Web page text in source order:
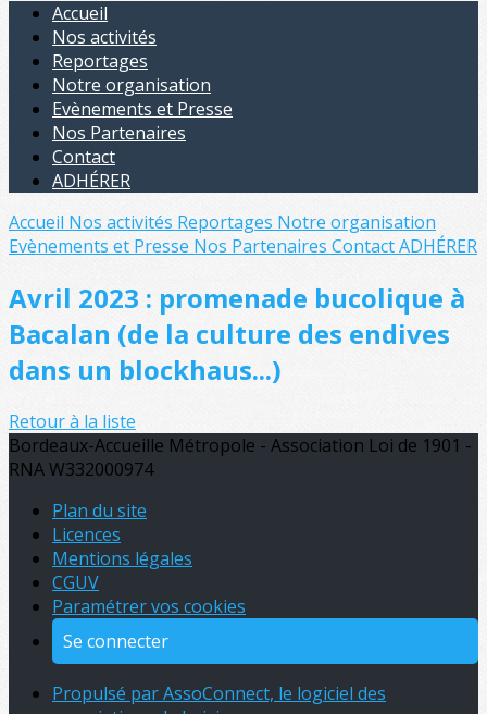
Accueil
Nos activités
Reportages
Notre organisation
Evènements et Presse
Nos Partenaires
Contact
ADHÉRER
Accueil Nos activités Reportages Notre organisation
Evènements et Presse Nos Partenaires ContactADHÉRER
Avril 2023 : promenade bucolique à
Bacalan (de la culture des endives
dans un blockhaus...)
Retour à la liste
Bordeaux-Accueille Métropole - Association Loi de 1901 -
RNA W332000974
Plan du site
Licences
Mentions légales
CGUV
Paramétrer vos cookies
Se connecter
Propulsé par AssoConnect, le logiciel des